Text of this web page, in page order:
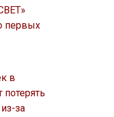
первых
в
за